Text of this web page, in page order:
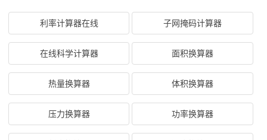
利率计算器在线 子网掩码计算器
在线科学计算器 面积换算器
热量换算器 体积换算器
压力换算器 功率换算器